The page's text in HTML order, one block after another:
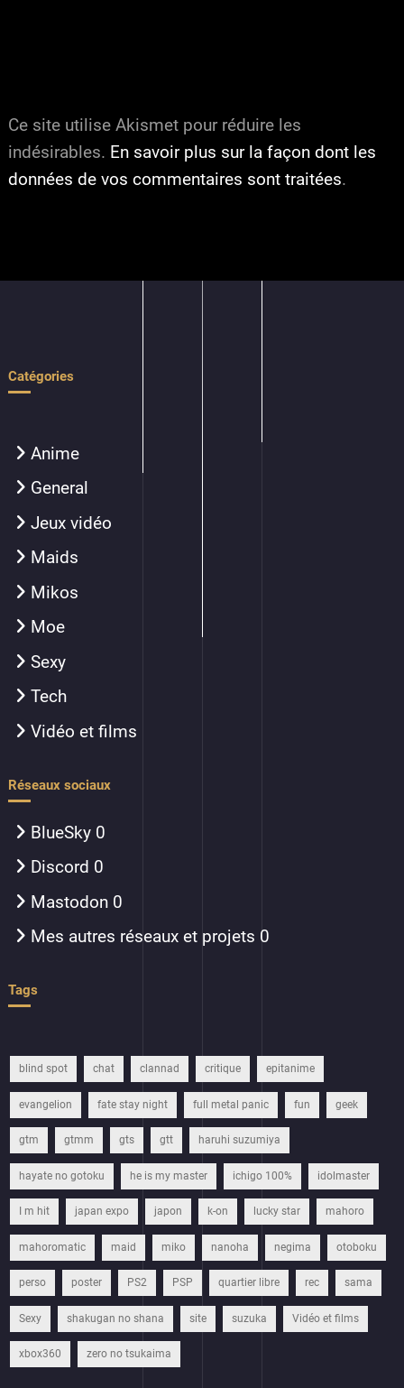
Ce site utilise Akismet pour réduire les
indésirables. En savoir plus sur la façon dont les
données de vos commentaires sont traitées.
Catégories
Anime
General
Jeux vidéo
Maids
Mikos
Moe
Sexy
Tech
Vidéo et films
Réseaux sociaux
BlueSky 0
Discord 0
Mastodon 0
Mes autres réseaux et projets 0
Tags
blind spot chat clannad critique epitanime
evangelion fate stay night full metal panic fun geek
gtm gtmm gts gtt haruhi suzumiya
hayate no gotoku he is my master ichigo 100% idolmaster
I m hit japan expo japon k-on lucky star mahoro
mahoromatic maid miko nanoha negima otoboku
perso poster PS2 PSP quartier libre rec sama
Sexy shakugan no shana site suzuka Vidéo et films
xbox360 zero no tsukaima